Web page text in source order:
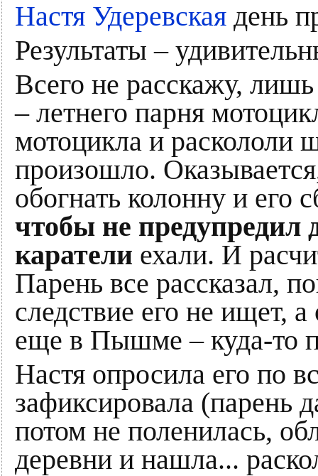
Настя Удеревская день
Результаты –
Всего не расскажу,
– летнего парня
мотоцикла и раскололи
произошло.
обогнать колонну и его
чтобы не предупредил
каратели ехали. И
Парень все рассказал,
следствие его не ищет,
еще в Пышме – куда-то
Настя опросила его по
зафиксировала
потом не поленилась,
деревни и нашла...